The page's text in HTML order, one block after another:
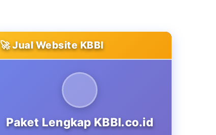
🚀 Jual Website KBBI
Paket Lengkap KBBI.co.id